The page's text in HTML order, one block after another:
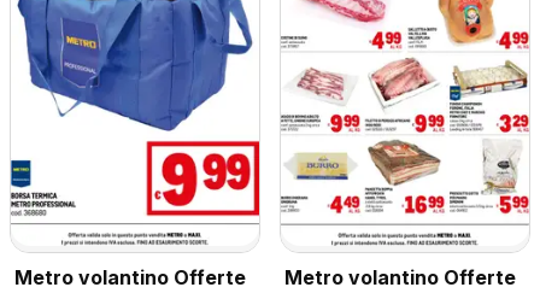
Metro volantino Offerte
Metro volantino Offerte